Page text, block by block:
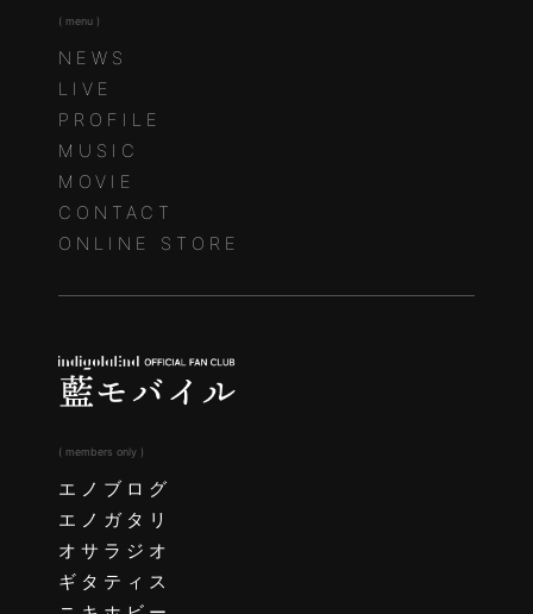
( menu )
NEWS
LIVE
PROFILE
MUSIC
MOVIE
CONTACT
ONLINE STORE
( members only )
エノブログ
エノガタリ
オサラジオ
ギタティス